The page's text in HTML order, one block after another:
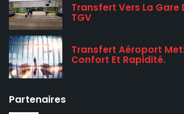
Transfert Vers La Gare
TGV
Transfert Aéroport
Confort Et Rapidité.
Partenaires